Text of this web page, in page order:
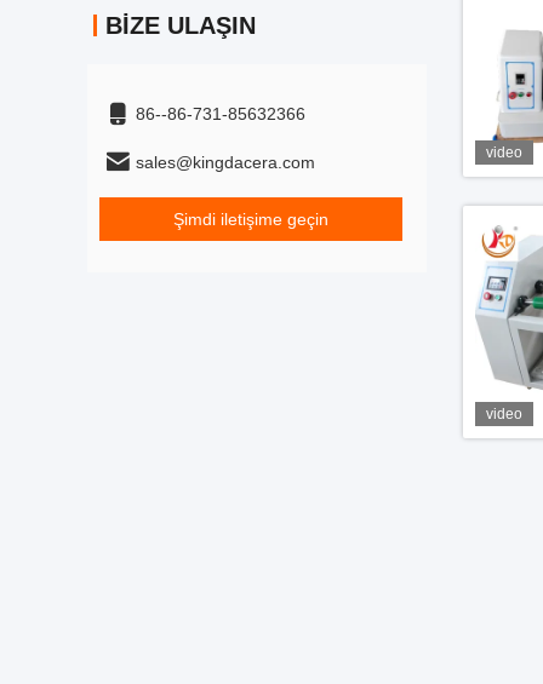
BIZE ULAŞIN
86--86-731-85632366
sales@kingdacera.com
Şimdi iletişime geçin
video
video